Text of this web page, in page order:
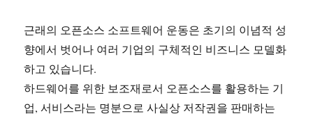
근래의 오픈소스 소프트웨어 운동은 초기의 이념적 성
향에서 벗어나 여러 기업의 구체적인 비즈니스 모델화
하고 있습니다.
하드웨어를 위한 보조재로서 오픈소스를 활용하는 기
업, 서비스라는 명분으로 사실상 저작권을 판매하는